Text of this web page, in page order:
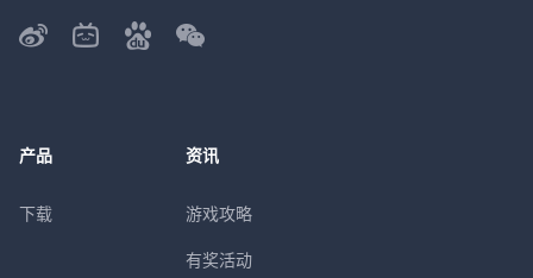
产品
下载
资讯
游戏攻略
有奖活动